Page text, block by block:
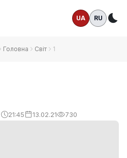
UA RU
Головна Світ 1
21:45 13.02.21 730